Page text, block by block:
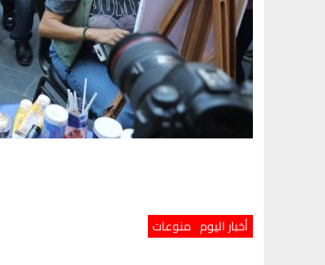
أخبار اليوم منوعات